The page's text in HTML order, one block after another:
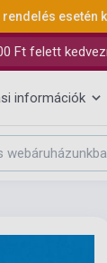
esetén
Ft felett
információk